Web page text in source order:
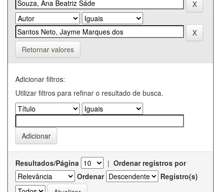
Retornar valores
Adicionar filtros:
Utilizar filtros para refinar o resultado de busca.
Resultados/Página | Ordenar registros por
Ordenar
Registro(s)